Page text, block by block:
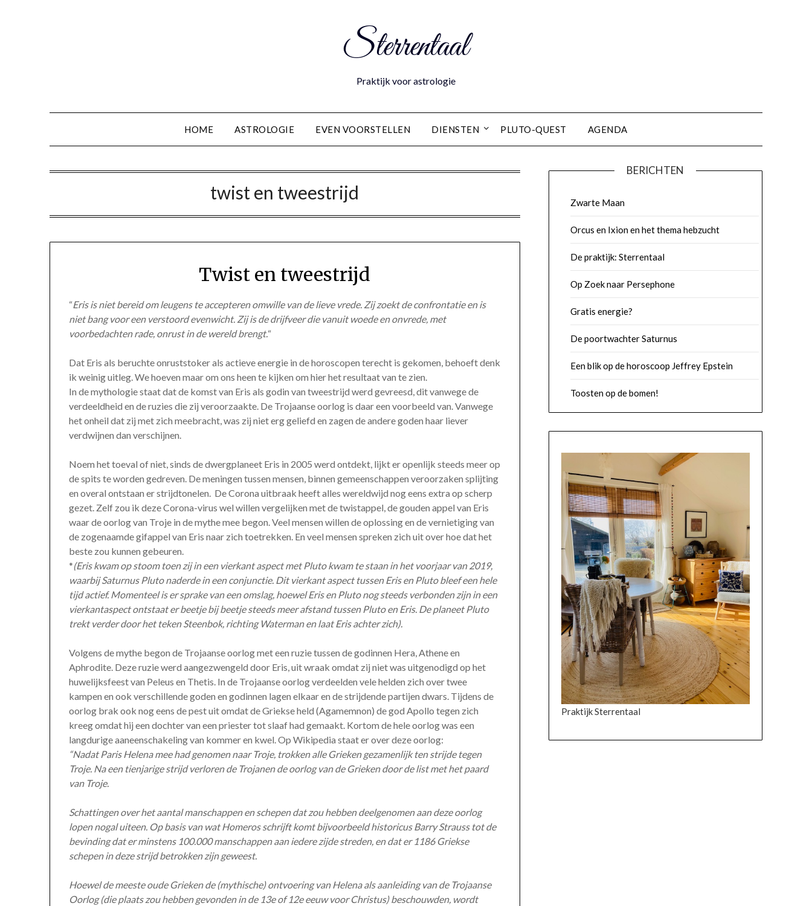
Sterrentaal
Praktijk voor astrologie
HOME ASTROLOGIE EVEN VOORSTELLEN DIENSTEN PLUTO-QUEST AGENDA
twist en tweestrijd
Twist en tweestrijd
“Eris is niet bereid om leugens te accepteren omwille van de lieve vrede. Zij zoekt de confrontatie en is
niet bang voor een verstoord evenwicht. Zij is de drijfveer die vanuit woede en onvrede, met
voorbedachten rade, onrust in de wereld brengt.“
Dat Eris als beruchte onruststoker als actieve energie in de horoscopen terecht is gekomen, behoeft denk
ik weinig uitleg. We hoeven maar om ons heen te kijken om hier het resultaat van te zien.
In de mythologie staat dat de komst van Eris als godin van tweestrijd werd gevreesd, dit vanwege de
verdeeldheid en de ruzies die zij veroorzaakte. De Trojaanse oorlog is daar een voorbeeld van. Vanwege
het onheil dat zij met zich meebracht, was zij niet erg geliefd en zagen de andere goden haar liever
verdwijnen dan verschijnen.
Noem het toeval of niet, sinds de dwergplaneet Eris in 2005 werd ontdekt, lijkt er openlijk steeds meer op
de spits te worden gedreven. De meningen tussen mensen, binnen gemeenschappen veroorzaken splijting
en overal ontstaan er strijdtonelen. De Corona uitbraak heeft alles wereldwijd nog eens extra op scherp
gezet. Zelf zou ik deze Corona-virus wel willen vergelijken met de twistappel, de gouden appel van Eris
waar de oorlog van Troje in de mythe mee begon. Veel mensen willen de oplossing en de vernietiging van
de zogenaamde gifappel van Eris naar zich toetrekken. En veel mensen spreken zich uit over hoe dat het
beste zou kunnen gebeuren.
*(Eris kwam op stoom toen zij in een vierkant aspect met Pluto kwam te staan in het voorjaar van 2019,
waarbij Saturnus Pluto naderde in een conjunctie. Dit vierkant aspect tussen Eris en Pluto bleef een hele
tijd actief. Momenteel is er sprake van een omslag, hoewel Eris en Pluto nog steeds verbonden zijn in een
vierkantaspect ontstaat er beetje bij beetje steeds meer afstand tussen Pluto en Eris. De planeet Pluto
trekt verder door het teken Steenbok, richting Waterman en laat Eris achter zich).
Volgens de mythe begon de Trojaanse oorlog met een ruzie tussen de godinnen Hera, Athene en
Aphrodite. Deze ruzie werd aangezwengeld door Eris, uit wraak omdat zij niet was uitgenodigd op het
huwelijksfeest van Peleus en Thetis. In de Trojaanse oorlog verdeelden vele helden zich over twee
kampen en ook verschillende goden en godinnen lagen elkaar en de strijdende partijen dwars. Tijdens de
oorlog brak ook nog eens de pest uit omdat de Griekse held (Agamemnon) de god Apollo tegen zich
kreeg omdat hij een dochter van een priester tot slaaf had gemaakt. Kortom de hele oorlog was een
langdurige aaneenschakeling van kommer en kwel. Op Wikipedia staat er over deze oorlog:
“Nadat Paris Helena mee had genomen naar Troje, trokken alle Grieken gezamenlijk ten strijde tegen
Troje. Na een tienjarige strijd verloren de Trojanen de oorlog van de Grieken door de list met het paard
van Troje.
Schattingen over het aantal manschappen en schepen dat zou hebben deelgenomen aan deze oorlog
lopen nogal uiteen. Op basis van wat Homeros schrijft komt bijvoorbeeld historicus Barry Strauss tot de
bevinding dat er minstens 100.000 manschappen aan iedere zijde streden, en dat er 1186 Griekse
schepen in deze strijd betrokken zijn geweest.
Hoewel de meeste oude Grieken de (mythische) ontvoering van Helena als aanleiding van de Trojaanse
Oorlog (die plaats zou hebben gevonden in de 13e of 12e eeuw voor Christus) beschouwden, wordt
BERICHTEN
Zwarte Maan
Orcus en Ixion en het thema hebzucht
De praktijk: Sterrentaal
Op Zoek naar Persephone
Gratis energie?
De poortwachter Saturnus
Een blik op de horoscoop Jeffrey Epstein
Toosten op de bomen!
Praktijk Sterrentaal